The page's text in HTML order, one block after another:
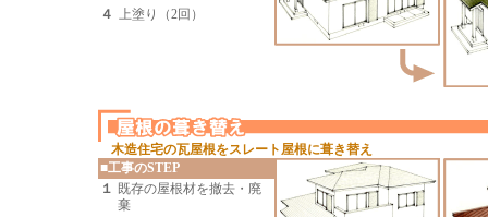
４ 上塗り（2回）
木造住宅の瓦屋根をスレート屋根に葺き替え
■工事のSTEP
１ 既存の屋根材を撤去・廃
棄